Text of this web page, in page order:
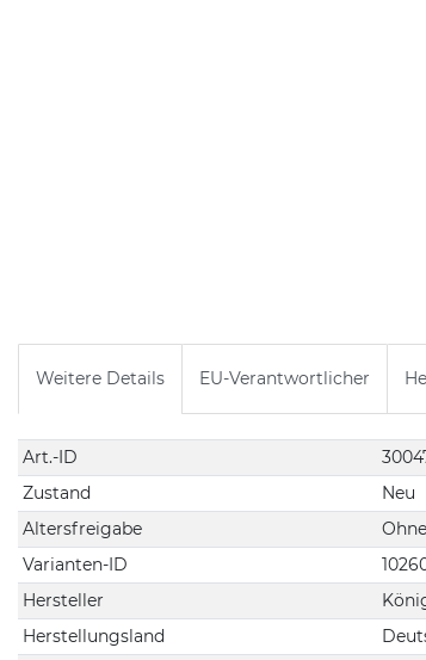
Weitere Details EU-Verantwortlicher
Technisches
Merkmal
Wert
Art.-ID
Zustand
Neu
Altersfreigabe
Varianten-ID
Hersteller
Herstellungsland